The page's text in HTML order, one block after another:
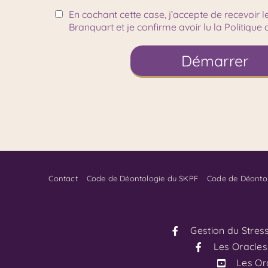
Contact Code de Déontologie du SKPF Code de
Gestion du
Les
Les